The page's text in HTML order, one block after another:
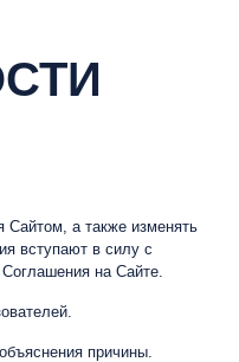
Сайтом, а также изменять
вступают в силу с
на Сайте.
причины.